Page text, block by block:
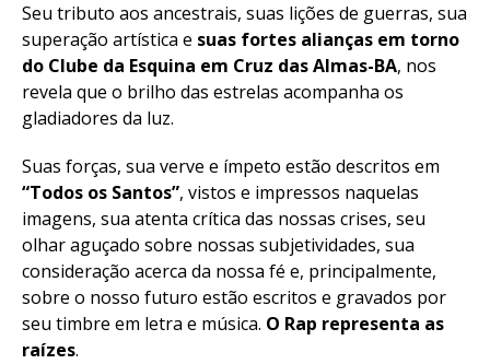
Seu tributo aos ancestrais, suas lições de guerras, sua
superação artística e suas fortes alianças em torno
do Clube da Esquina em Cruz das Almas-BA, nos
revela que o brilho das estrelas acompanha os
gladiadores da luz.
Suas forças, sua verve e ímpeto estão descritos em
“Todos os Santos”, vistos e impressos naquelas
imagens, sua atenta crítica das nossas crises, seu
olhar aguçado sobre nossas subjetividades, sua
consideração acerca da nossa fé e, principalmente,
sobre o nosso futuro estão escritos e gravados por
seu timbre em letra e música. O Rap representa as
raízes.